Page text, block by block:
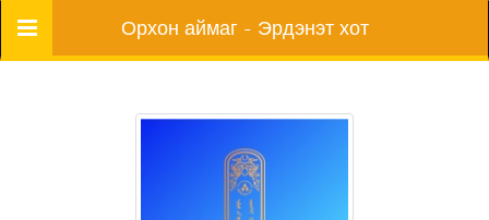
Цэс Орхон аймаг - Эрдэнэт хот